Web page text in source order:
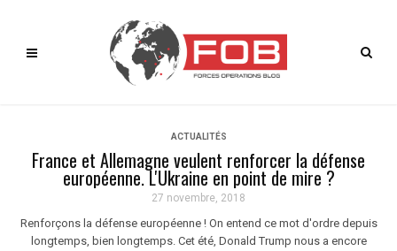
ACTUALITÉS
France et Allemagne veulent renforcer la défense
européenne. L'Ukraine en point de mire ?
27 novembre, 2018
Renforçons la défense européenne ! On entend ce mot d'ordre depuis
longtemps, bien longtemps. Cet été, Donald Trump nous a encore